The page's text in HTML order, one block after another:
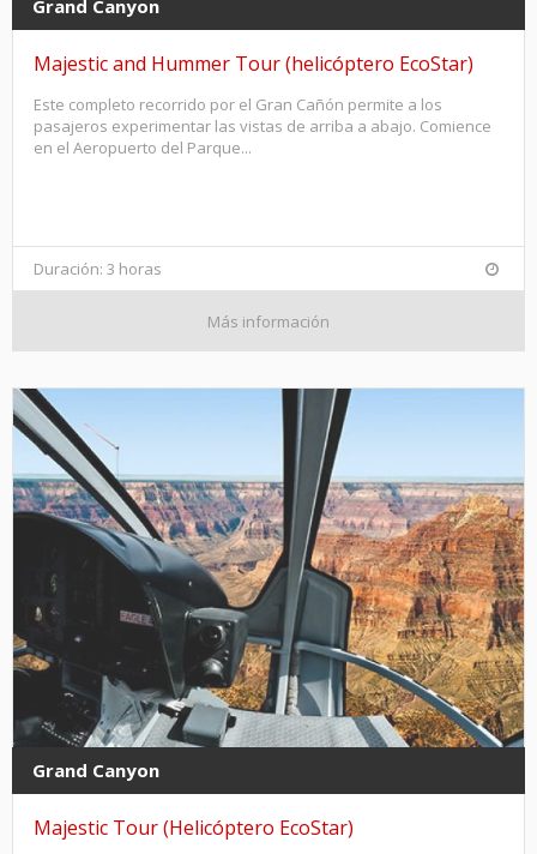
Grand Canyon
Majestic and Hummer Tour (helicóptero EcoStar)
Este completo recorrido por el Gran Cañón permite a los
pasajeros experimentar las vistas de arriba a abajo. Comience
en el Aeropuerto del Parque...
Duración: 3 horas
Más información
Grand Canyon
Majestic Tour (Helicóptero EcoStar)